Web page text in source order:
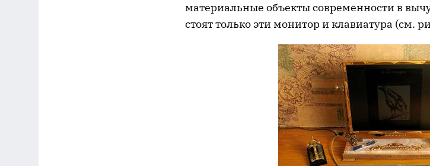
материальные объекты современности в
стоят только эти монитор и клавиатура (см.